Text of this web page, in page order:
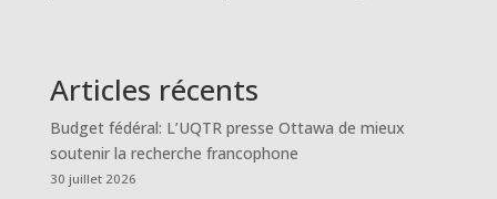
Articles récents
Budget fédéral: L’UQTR presse Ottawa de mieux
soutenir la recherche francophone
30 juillet 2026